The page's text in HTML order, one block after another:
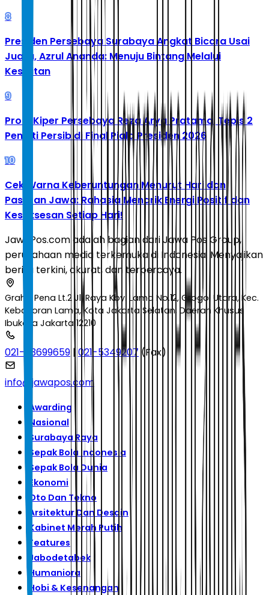
8
Presiden Persebaya Surabaya Angkat Bicara Usai
Juara, Azrul Ananda: Menuju Bintang Melalui
Kesulitan
9
Profil Kiper Persebaya Reza Arya Pratama, Tepis 2
Penalti Persib di Final Piala Presiden 2026
10
Cek Warna Keberuntungan Menurut Hari dan
Pasaran Jawa: Rahasia Menarik Energi Positif dan
Kesuksesan Setiap Hari!
JawaPos.com adalah bagian dari Jawa Pos Group,
perusahaan media terkemuka di Indonesia. Menyajikan
berita terkini, akurat, dan terpercaya.
Graha Pena Lt.2 Jl. Raya Kby. Lama No.12, Grogol Utara, Kec.
Kebayoran Lama, Kota Jakarta Selatan, Daerah Khusus
Ibukota Jakarta 12210
021-53699659 |021-5349207 (Fax)
info@jawapos.com
Awarding
Nasional
Surabaya Raya
Sepak Bola Indonesia
Sepak Bola Dunia
Ekonomi
Oto Dan Tekno
Arsitektur Dan Desain
Kabinet Merah Putih
Features
Jabodetabek
Humaniora
Hobi & Kesenangan